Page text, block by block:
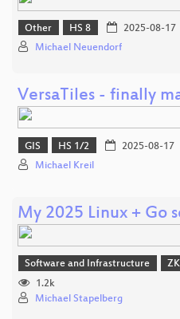
Other HS 8 2025-08-17
Michael Neuendorf
VersaTiles - finally
GIS HS 1/2 2025-08-17
Michael Kreil
My 2025 Linux + Go
Software and Infrastructure
1.2k
Michael Stapelberg